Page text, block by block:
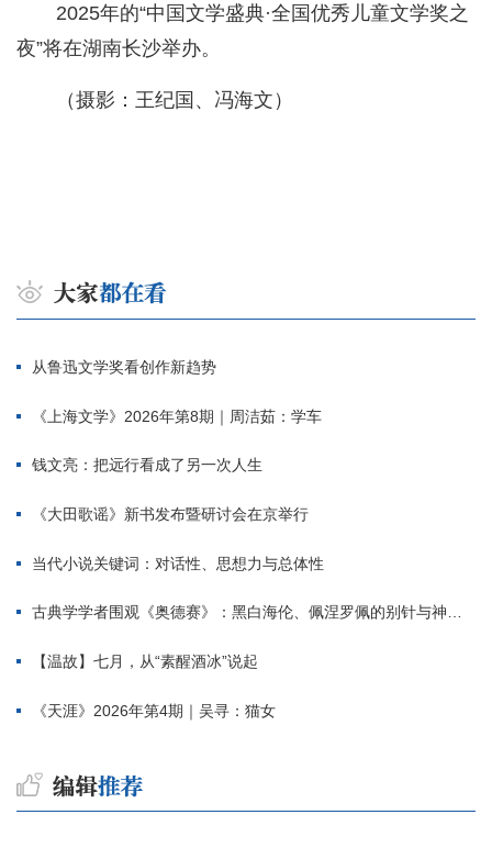
2025年的“中国文学盛典·全国优秀儿童文学奖之
夜”将在湖南长沙举办。
（摄影：王纪国、冯海文）
从鲁迅文学奖看创作新趋势
《上海文学》2026年第8期｜周洁茹：学车
钱文亮：把远行看成了另一次人生
《大田歌谣》新书发布暨研讨会在京举行
当代小说关键词：对话性、思想力与总体性
古典学学者围观《奥德赛》：黑白海伦、佩涅罗佩的别针与神秘入侵者
【温故】七月，从“素醒酒冰”说起
《天涯》2026年第4期｜吴寻：猫女